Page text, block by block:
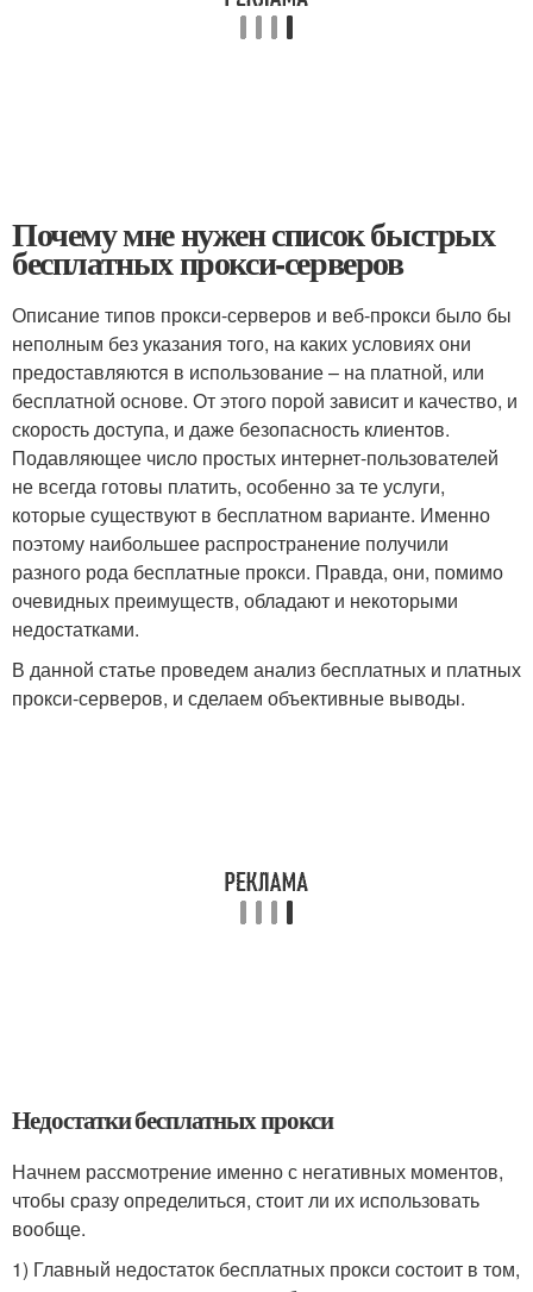
Почему мне нужен список быстрых
бесплатных прокси-серверов
Описание типов прокси-серверов и веб-прокси было бы
неполным без указания того, на каких условиях они
предоставляются в использование – на платной, или
бесплатной основе. От этого порой зависит и качество, и
скорость доступа, и даже безопасность клиентов.
Подавляющее число простых интернет-пользователей
не всегда готовы платить, особенно за те услуги,
которые существуют в бесплатном варианте. Именно
поэтому наибольшее распространение получили
разного рода бесплатные прокси. Правда, они, помимо
очевидных преимуществ, обладают и некоторыми
недостатками.
В данной статье проведем анализ бесплатных и платных
прокси-серверов, и сделаем объективные выводы.
Недостатки бесплатных прокси
Начнем рассмотрение именно с негативных моментов,
чтобы сразу определиться, стоит ли их использовать
вообще.
1) Главный недостаток бесплатных прокси состоит в том,